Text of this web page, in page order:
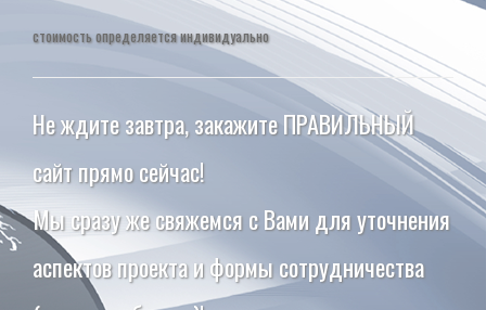
стоимость определяется индивидуально
Не ждите завтра, закажите ПРАВИЛЬНЫЙ
сайт прямо сейчас!
Мы сразу же свяжемся с Вами для уточнения
аспектов проекта и формы сотрудничества